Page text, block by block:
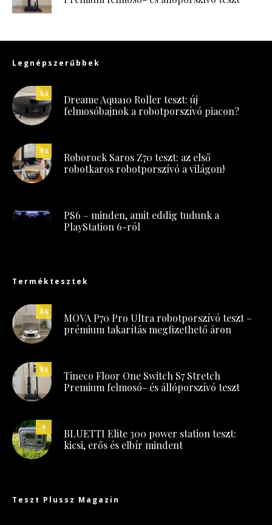
Legnépszerűbbek
9.5
Dreame Aqua10 Roller teszt: új
felmosóbajnok a robotporszívó piacon?
9.8
Roborock Saros Z70 teszt: az első
robotkaros robotporszívó a világon!
PS6 – minden, amit eddig tudunk a
PlayStation 6-ról
Terméktesztek
8.8
MOVA P70 Pro Ultra robotporszívó teszt –
prémium takarítás megfizethető áron
8.5
Tineco Floor One Switch S7 Stretch
Premium felmosó- és állóporszívó teszt
9
BLUETTI Elite 300 power station teszt:
kicsi, erős és elbír mindent
Teszt Plussz Magazin